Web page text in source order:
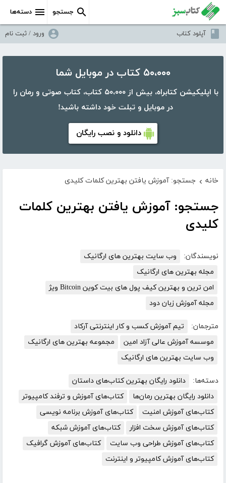
دسته‌ها جستجو
آپلود کتاب ورود / ثبت نام
۵۰،۰۰۰ کتاب در موبایل شما
با اپلیکیشن کتابراه، بیش از ۵۰،۰۰۰ کتاب، کتاب صوتی و رمان را
در موبایل و تبلت خود داشته باشید!
دانلود و نصب رایگان
خانه › جستجو: آموزش یافتن بهترین کلمات کلیدی
جستجو: آموزش یافتن بهترین کلمات
کلیدی
نویسندگان:
وب سایت بهترین های ارگانیک
مجله بهترین های ارگانیک
امن ترین و بهترین کیف پول های بیت کوین Bitcoin ویژ
مجله آموزش زبان دود
مترجمان:
تیم آموزش کسب و کار اینترنتی آرکاد
موسسه آموزش عالی آزاد امین
مجموعه بهترین های ارگانیک
وب سایت بهترین های ارگانیک
دسته‌ها:
دانلود رایگان بهترین کتاب‌های داستان
دانلود رایگان بهترین رمان‌ها
کتاب‌های آموزش و ترفند کامپیوتر
کتاب‌های آموزش امنیت
کتاب‌های آموزش برنامه نویسی
کتاب‌های آموزش سخت افزار
کتاب‌های آموزش شبکه
کتاب‌های آموزش طراحی وب سایت
کتاب‌های آموزش گرافیک
کتاب‌های آموزش کامپیوتر و اینترنت